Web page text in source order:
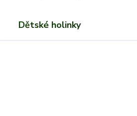
Dětské holinky